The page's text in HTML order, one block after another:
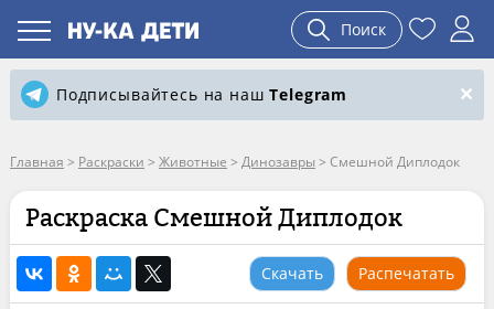
Поиск
Подписывайтесь на нашTelegram
Главная > Раскраски > Животные > Динозавры > Смешной Диплодок
Раскраска Смешной Диплодок
Скачать Распечатать